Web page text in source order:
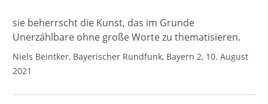
sie beherrscht die Kunst, das im Grunde
Unerzählbare ohne große Worte zu thematisieren.
Niels Beintker, Bayerischer Rundfunk, Bayern 2, 10. August
2021